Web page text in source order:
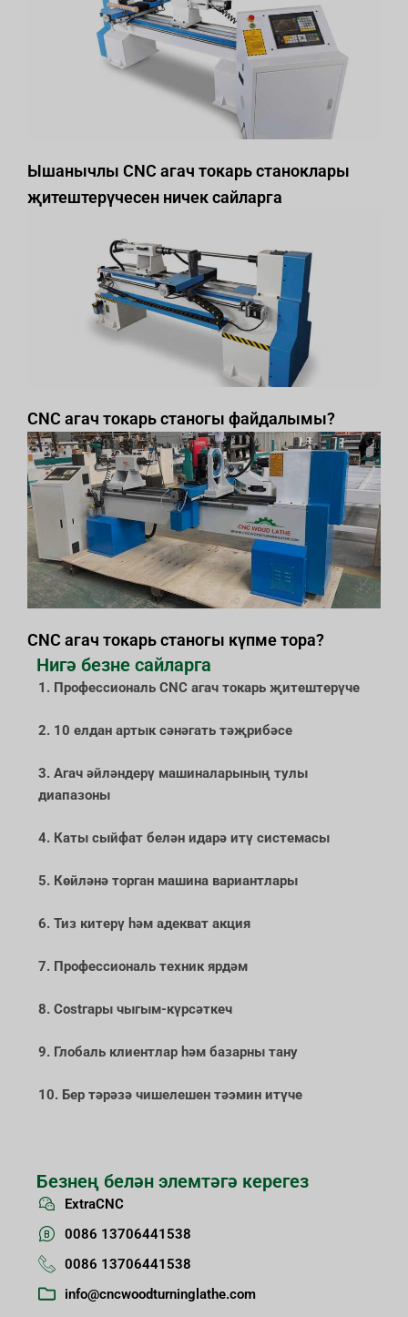
Ышанычлы CNC агач токарь станоклары
җитештерүчесен ничек сайларга
CNC агач токарь станогы файдалымы?
CNC агач токарь станогы күпме тора?
Нигә безне сайларга
1. Профессиональ CNC агач токарь җитештерүче
2. 10 елдан артык сәнәгать тәҗрибәсе
3. Агач әйләндерү машиналарының тулы
диапазоны
4. Каты сыйфат белән идарә итү системасы
5. Көйләнә торган машина вариантлары
6. Тиз китерү һәм адекват акция
7. Профессиональ техник ярдәм
8. Costгары чыгым-күрсәткеч
9. Глобаль клиентлар һәм базарны тану
10. Бер тәрәзә чишелешен тәэмин итүче
Безнең белән элемтәгә керегез
ExtraCNC
0086 13706441538
0086 13706441538
info@cncwoodturninglathe.com